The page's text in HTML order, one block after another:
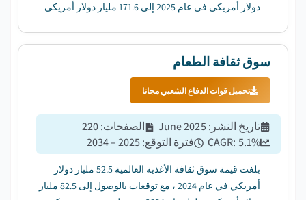
دولار أمريكي في عام 2025 إلى 171.6 مليار دولار أمريكي
سوق ثقافة الطعام
تحميل قوات الدفاع الشعبي مجانا
تاريخ النشر :
June 2025 الصفحات:
220
CAGR: 5.1% فترة التوقع:
2025 – 2034
بلغت قيمة سوق ثقافة الأغذية العالمية 52.5 مليار دولار
أمريكي في عام 2024 ، مع توقعات بالوصول إلى 82.5 مليار